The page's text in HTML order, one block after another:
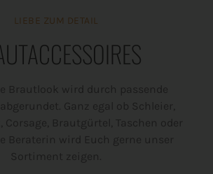
LIEBE ZUM DETAIL
Brautlook wird durch passende
Ganz egal ob Schleier,
Corsage, Brautgürtel, Taschen oder
Beraterin wird Euch gerne unser
Sortiment zeigen.